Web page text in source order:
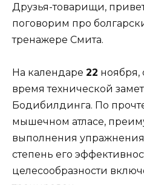
Друзья-товарищи,
поговорим про
тренажере Смита.
На календаре 22 ноября,
время технической
Бодибилдинга. По
мышечном атласе,
выполнения
степень его
целесообразности